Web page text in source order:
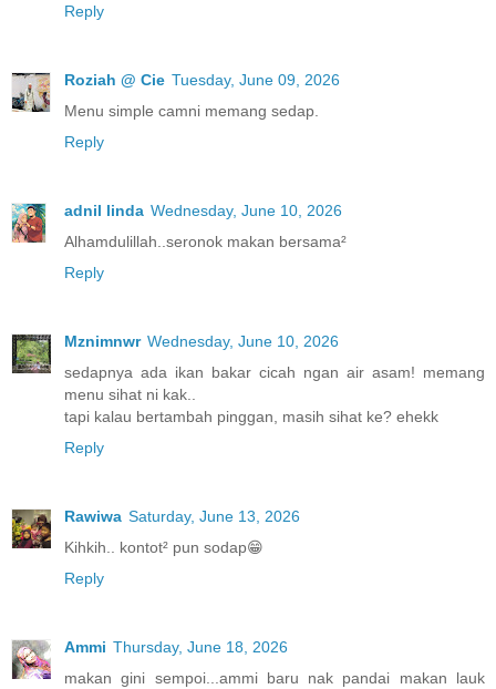
Reply
Roziah @ Cie Tuesday, June 09, 2026
Menu simple camni memang sedap.
Reply
adnil linda Wednesday, June 10, 2026
Alhamdulillah..seronok makan bersama²
Reply
Mznimnwr Wednesday, June 10, 2026
sedapnya ada ikan bakar cicah ngan air asam! memang
menu sihat ni kak..
tapi kalau bertambah pinggan, masih sihat ke? ehekk
Reply
Rawiwa Saturday, June 13, 2026
Kihkih.. kontot² pun sodap😁
Reply
Ammi Thursday, June 18, 2026
makan gini sempoi...ammi baru nak pandai makan lauk